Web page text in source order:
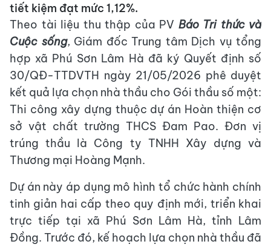
tiết kiệm đạt mức 1,12%.
Theo tài liệu thu thập của PV Báo Tri thức và
Cuộc sống, Giám đốc Trung tâm Dịch vụ tổng
hợp xã Phú Sơn Lâm Hà đã ký Quyết định số
30/QĐ-TTDVTH ngày 21/05/2026 phê duyệt
kết quả lựa chọn nhà thầu cho Gói thầu số một:
Thi công xây dựng thuộc dự án Hoàn thiện cơ
sở vật chất trường THCS Đam Pao. Đơn vị
trúng thầu là Công ty TNHH Xây dựng và
Thương mại Hoàng Mạnh.
Dự án này áp dụng mô hình tổ chức hành chính
tinh giản hai cấp theo quy định mới, triển khai
trực tiếp tại xã Phú Sơn Lâm Hà, tỉnh Lâm
Đồng. Trước đó, kế hoạch lựa chọn nhà thầu đã